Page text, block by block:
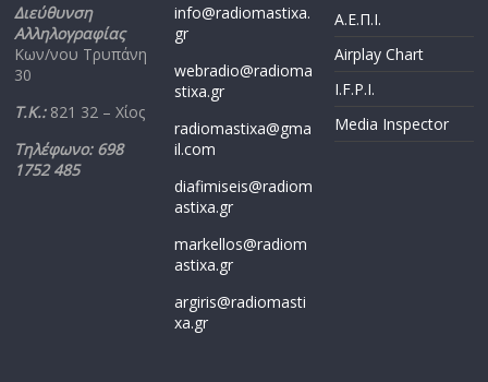
Διεύθυνση
Αλληλογραφίας
Κων/νου Τρυπάνη
30
Τ.Κ.: 821 32 – Χίος
Τηλέφωνο: 698
1752 485
info@radiomastixa.
gr
webradio@radioma
stixa.gr
radiomastixa@gma
il.com
diafimiseis@radiom
astixa.gr
markellos@radiom
astixa.gr
argiris@radiomasti
xa.gr
Α.Ε.Π.Ι.
Airplay Chart
I.F.P.I.
Media Inspector